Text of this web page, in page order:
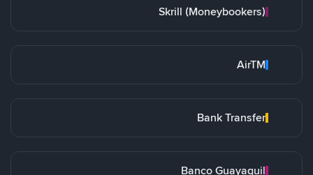
Skrill (Moneybookers)
AirTM
Bank Transfer
Banco Guayaquil